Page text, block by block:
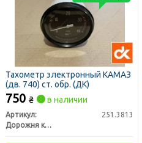
Тахометр электронный КАМАЗ
(дв. 740) ст. обр. (ДК)
750 ₴ в наличии
Артикул:
251.3813
Дорожня карта